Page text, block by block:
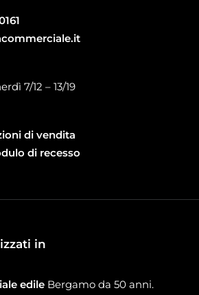
7/12 – 13/19
di vendita
di recesso
in
edile Bergamo da 50 anni.